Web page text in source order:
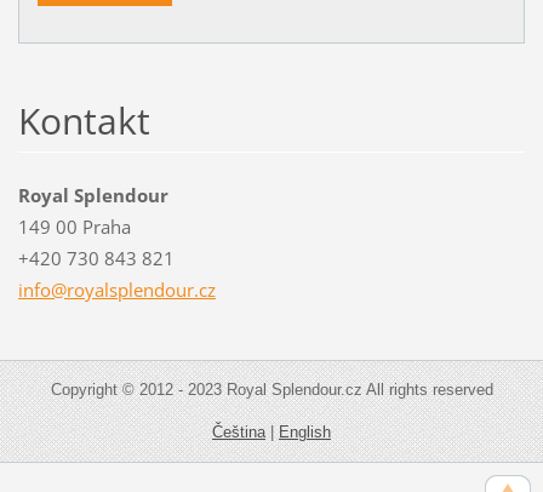
Kontakt
Royal Splendour
149 00 Praha
+420 730 843 821
info@royalsplendour.cz
Copyright © 2012 - 2023 Royal Splendour.cz All rights reserved
Čeština|English